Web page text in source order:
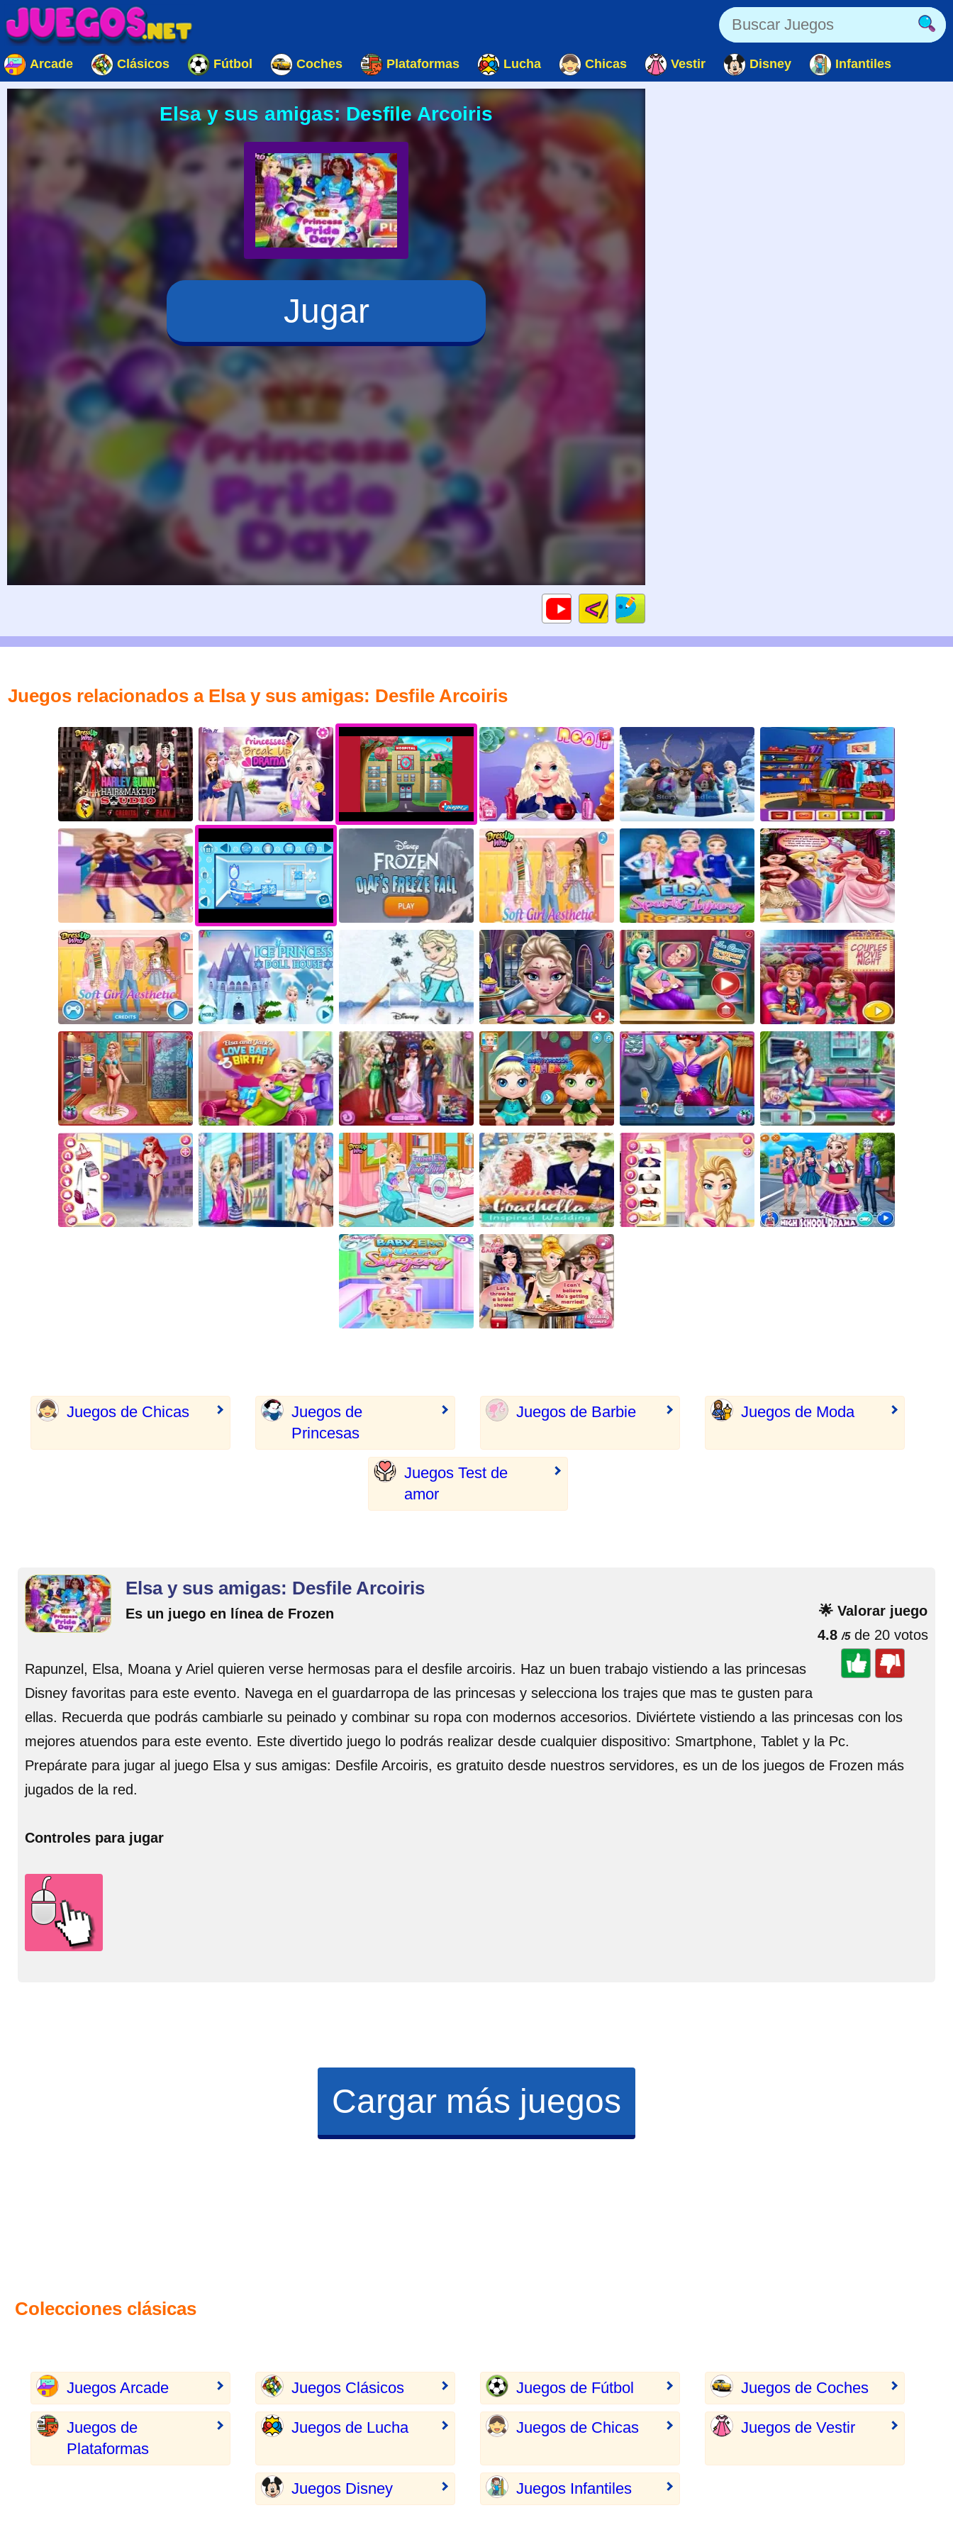
Arcade Clásicos Fútbol Coches Plataformas Lucha Chicas Vestir Disney Infantiles
Elsa y sus amigas: Desfile Arcoiris
Jugar
Code
HTML
Gameplays
Juegos relacionados a Elsa y sus amigas: Desfile Arcoiris
Juegos de Chicas
Juegos de
Princesas
Juegos de Barbie Juegos de Moda
Juegos Test de
amor
🌟 Valorar juego
4.8 /5de 20 votos
Elsa y sus amigas: Desfile Arcoiris
Es un juego en línea de Frozen
Rapunzel, Elsa, Moana y Ariel quieren verse hermosas para el desfile arcoiris. Haz un buen trabajo vistiendo a las princesas
Disney favoritas para este evento. Navega en el guardarropa de las princesas y selecciona los trajes que mas te gusten para
ellas. Recuerda que podrás cambiarle su peinado y combinar su ropa con modernos accesorios. Diviértete vistiendo a las princesas con los
mejores atuendos para este evento. Este divertido juego lo podrás realizar desde cualquier dispositivo: Smartphone, Tablet y la Pc.
Prepárate para jugar al juego Elsa y sus amigas: Desfile Arcoiris, es gratuito desde nuestros servidores, es un de los juegos de Frozen más
jugados de la red.
Controles para jugar
Cargar más juegos
Colecciones clásicas
Juegos Arcade Juegos Clásicos Juegos de Fútbol Juegos de Coches
Juegos de
Plataformas
Juegos de Lucha Juegos de Chicas Juegos de Vestir
Juegos Disney Juegos Infantiles